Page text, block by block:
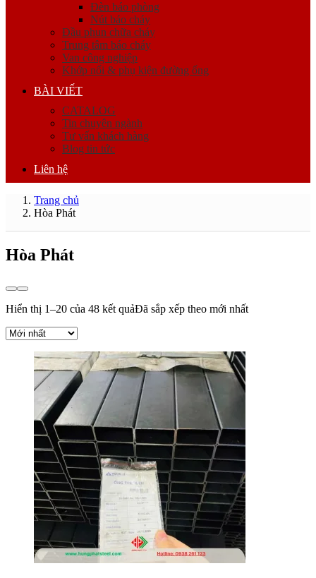
Đèn báo phòng
Nút báo cháy
Đầu phun chữa cháy
Trung tâm báo cháy
Van công nghiệp
Khớp nối & phụ kiện đường ống
BÀI VIẾT
CATALOG
Tin chuyên ngành
Tư vấn khách hàng
Blog tin tức
Liên hệ
Trang chủ
Hòa Phát
Hòa Phát
Hiển thị 1–20 của 48 kết quảĐã sắp xếp theo mới nhất